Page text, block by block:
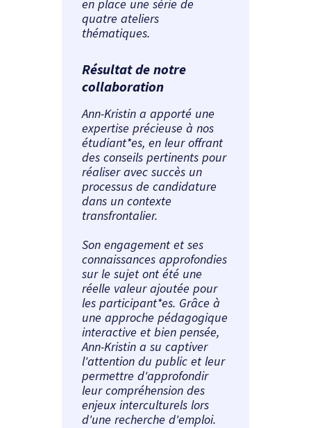
en place une série de
quatre ateliers
thématiques.
Résultat de notre
collaboration
Ann-Kristin a apporté une
expertise précieuse à nos
étudiant*es, en leur offrant
des conseils pertinents pour
réaliser avec succès un
processus de candidature
dans un contexte
transfrontalier.
Son engagement et ses
connaissances approfondies
sur le sujet ont été une
réelle valeur ajoutée pour
les participant*es. Grâce à
une approche pédagogique
interactive et bien pensée,
Ann-Kristin a su captiver
l'attention du public et leur
permettre d'approfondir
leur compréhension des
enjeux interculturels lors
d'une recherche d'emploi.